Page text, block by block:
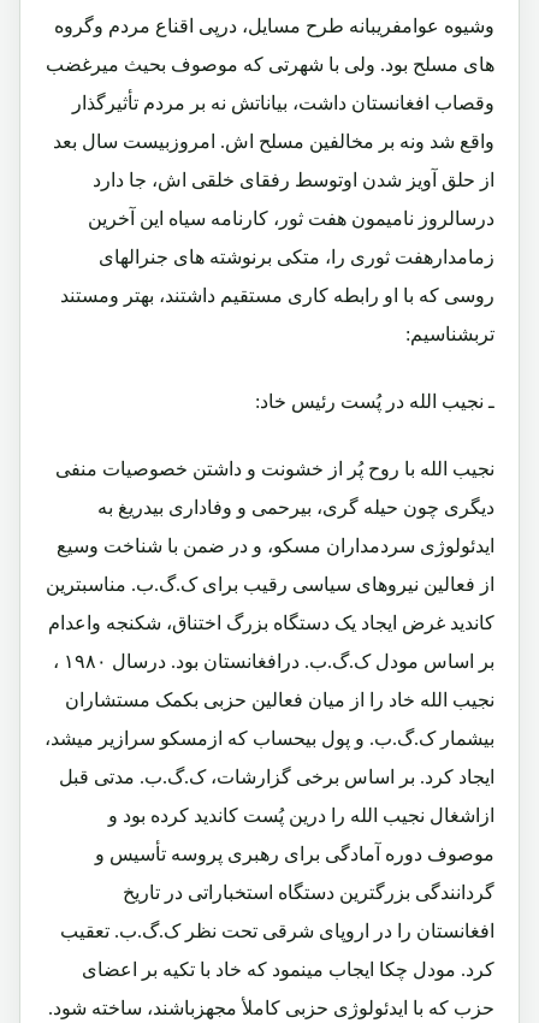
وشیوه عوامفریبانه طرح مسایل، درپی اقناع مردم وگروه
های مسلح بود. ولی با شهرتی که موصوف بحیث میرغضب
وقصاب افغانستان داشت، بیاناتش نه بر مردم تأثیرگذار
واقع شد ونه بر مخالفین مسلح اش. امروزبیست سال بعد
از حلق آویز شدن اوتوسط رفقای خلقی اش، جا دارد
درسالروز نامیمون هفت ثور، کارنامه سیاه این آخرین
زمامدارهفت ثوری را، متکی برنوشته های جنرالهای
روسی که با او رابطه کاری مستقیم داشتند، بهتر ومستند
تربشناسیم:
ـ نجیب الله در پُست رئیس خاد:
نجیب الله با روح پُر از خشونت و داشتن خصوصیات منفی
دیگری چون حیله گری، بیرحمی و وفاداری بیدریغ به
ایدئولوژی سردمداران مسکو، و در ضمن با شناخت وسیع
از فعالین نیروهای سیاسی رقیب برای ک.گ.ب. مناسبترین
کاندید غرض ایجاد یک دستگاه بزرگ اختناق، شکنجه واعدام
بر اساس مودل ک.گ.ب. درافغانستان بود. درسال ۱۹۸۰ ،
نجیب الله خاد را از میان فعالین حزبی بکمک مستشاران
بیشمار ک.گ.ب. و پول بیحساب که ازمسکو سرازیر میشد،
ایجاد کرد. بر اساس برخی گزارشات، ک.گ.ب. مدتی قبل
ازاشغال نجیب الله را درین پُست کاندید کرده بود و
موصوف دوره آمادگی برای رهبری پروسه تأسیس و
گردانندگی بزرگترین دستگاه استخباراتی در تاریخ
افغانستان را در اروپای شرقی تحت نظر ک.گ.ب. تعقیب
کرد. مودل چکا ایجاب مینمود که خاد با تکیه بر اعضای
حزب که با ایدئولوژی حزبی کاملأ مجهزباشند، ساخته شود.